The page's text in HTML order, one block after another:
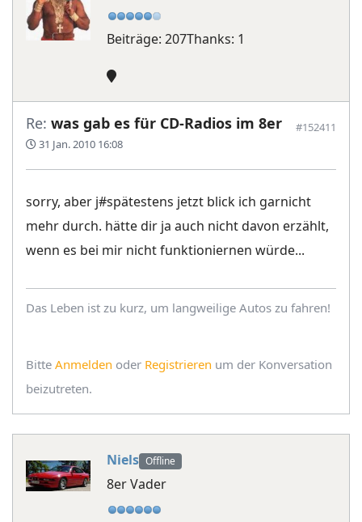
Beiträge: 207Thanks: 1
Re: was gab es für CD-Radios im 8er
31 Jan. 2010 16:08
#152411
sorry, aber j#spätestens jetzt blick ich garnicht
mehr durch. hätte dir ja auch nicht davon erzählt,
wenn es bei mir nicht funktioniernen würde...
Das Leben ist zu kurz, um langweilige Autos zu fahren!
Bitte Anmelden oder Registrieren um der Konversation
beizutreten.
Niels Offline
8er Vader